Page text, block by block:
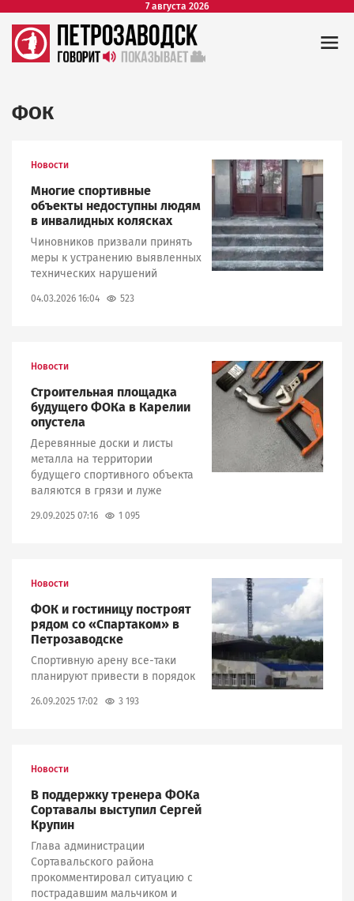
7 августа 2026
ФОК
Новости
Многие спортивные
объекты недоступны людям
в инвалидных колясках
Чиновников призвали принять
меры к устранению выявленных
технических нарушений
04.03.2026 16:04 523
Image
Новости
Строительная площадка
будущего ФОКа в Карелии
опустела
Деревянные доски и листы
металла на территории
будущего спортивного объекта
валяются в грязи и луже
29.09.2025 07:16 1 095
Image
Новости
ФОК и гостиницу построят
рядом со «Спартаком» в
Петрозаводске
Спортивную арену все-таки
планируют привести в порядок
26.09.2025 17:02 3 193
Image
Новости
В поддержку тренера ФОКа
Сортавалы выступил Сергей
Крупин
Глава администрации
Сортавальского района
прокомментировал ситуацию с
пострадавшим мальчиком и